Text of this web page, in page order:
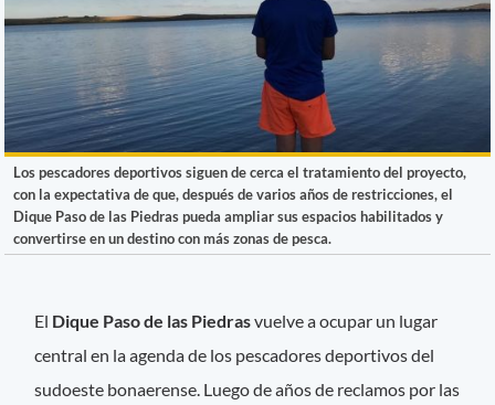
Los pescadores deportivos siguen de cerca el tratamiento del proyecto,
con la expectativa de que, después de varios años de restricciones, el
Dique Paso de las Piedras pueda ampliar sus espacios habilitados y
convertirse en un destino con más zonas de pesca.
El Dique Paso de las Piedrasvuelve a ocupar un lugar
central en la agenda de los pescadores deportivos del
sudoeste bonaerense. Luego de años de reclamos por las